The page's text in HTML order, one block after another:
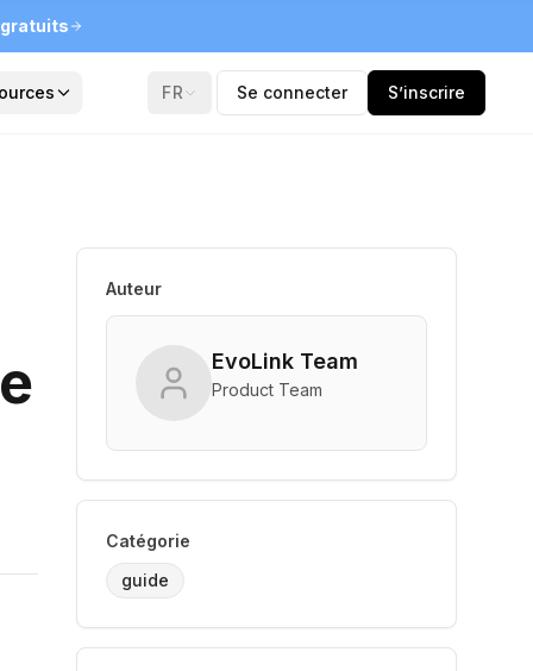
FR Se connecter S’inscrire
Auteur
EvoLink Team
Product Team
Catégorie
guide